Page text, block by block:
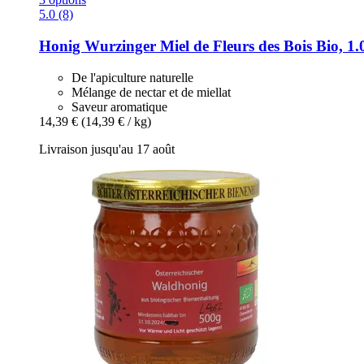
5.0 (8)
Honig Wurzinger Miel de Fleurs des Bois Bio,
De l'apiculture naturelle
Mélange de nectar et de miellat
Saveur aromatique
14,39 € (14,39 € / kg)
Livraison jusqu'au 17 août